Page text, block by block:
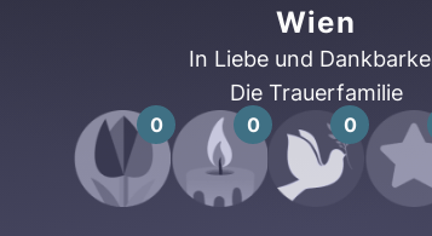
Wien
In Liebe und
Die Trauerfamilie
0 0 0